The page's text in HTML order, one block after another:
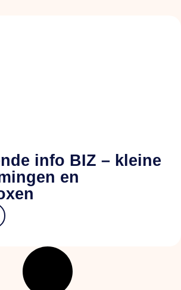
info BIZ – kleine
en